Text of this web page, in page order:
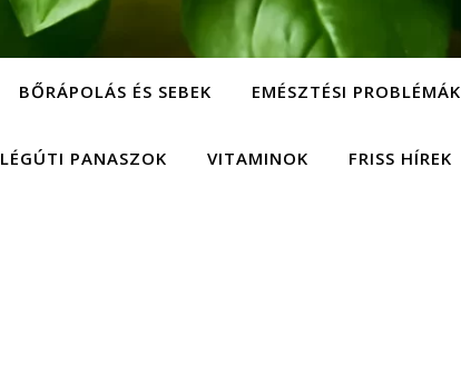
BŐRÁPOLÁS ÉS SEBEK EMÉSZTÉSI PROBLÉMÁK
LÉGÚTI PANASZOK VITAMINOK FRISS HÍREK